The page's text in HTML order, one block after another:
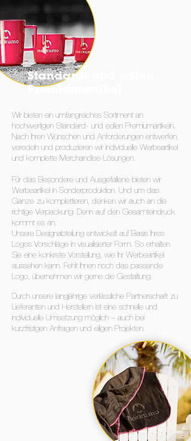
Standard- und edlen
Premiumartikel
Wir bieten ein umfangreiches Sortiment an
hochwertigen Standard- und edlen Premiumartikeln.
Nach Ihren Wünschen und Anforderungen entwerfen,
veredeln und produzieren wir individuelle Werbeartikel
und komplette Merchandise-Lösungen.
Für das Besondere und Ausgefallene bieten wir
Werbeartikel in Sonderproduktion. Und um das
Ganze zu komplettieren, denken wir auch an die
richtige Verpackung: Denn auf den Gesamteindruck
kommt es an.
Unsere Designabteilung entwickelt auf Basis Ihres
Logos Vorschläge in visualisierter Form. So erhalten
Sie eine konkrete Vorstellung, wie Ihr Werbeartikel
aussehen kann. Fehlt Ihnen noch das passende
Logo, übernehmen wir gerne die Gestaltung.
Durch unsere langjährige verlässliche Partnerschaft zu
Lieferanten und Herstellern ist eine schnelle und
individuelle Umsetzung möglich – auch bei
kurzfristigen Anfragen und eiligen Projekten.